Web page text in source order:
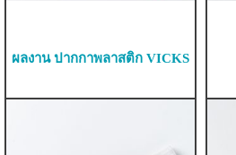
ผลงาน ปากกาพลาสติก VICKS